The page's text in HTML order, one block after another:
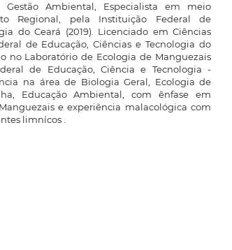
Ambiental, Especialista em meio
Regional, pela Instituição Federal de
do Ceará (2019). Licenciado em Ciências
de Educação, Ciências e Tecnologia do
no Laboratório de Ecologia de Manguezais
de Educação, Ciência e Tecnologia -
na área de Biologia Geral, Ecologia de
Educação Ambiental, com ênfase em
e experiência malacológica com
limnícos .